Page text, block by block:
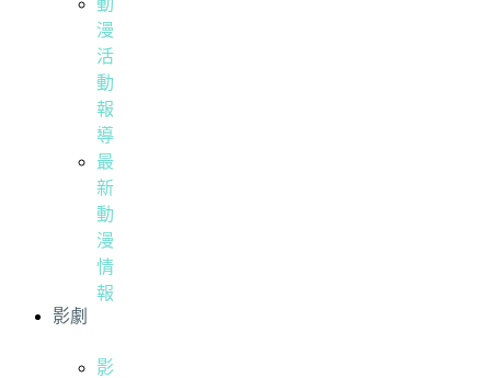
動
漫
活
動
報
導
最
新
動
漫
情
報
影劇
影